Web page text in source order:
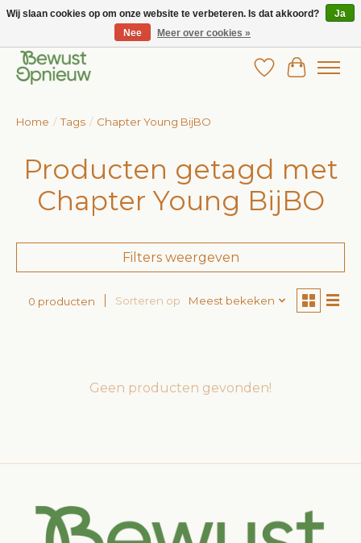
Wij bieden het grootste aanbod in betaalbare kinderkleding!
Verlanglijst
Home / Tags / Chapter Young BijBO
Producten getagd met
Chapter Young BijBO
Filters weergeven
0 producten Sorteren op Meest bekeken
Geen producten gevonden!
Wij slaan cookies op om onze website te verbeteren. Is dat akkoord?
Ja
Nee
Meer over cookies »